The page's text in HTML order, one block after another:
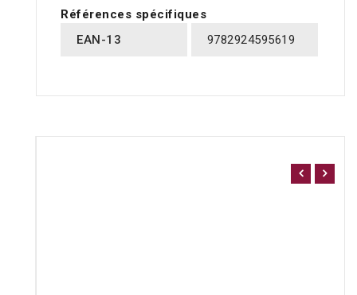
Références spécifiques
EAN-13
9782924595619